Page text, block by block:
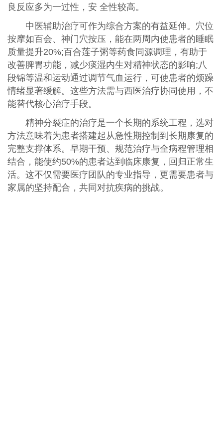
良反应多为一过性，安 全性较高。
中医辅助治疗可作为综合方案的有益延伸。穴位
按摩如百会、神门穴按压，能在两周内使患者的睡眠
质量提升20%;百合莲子粥等药食同源调理，有助于
改善脾胃功能，减少痰湿内生对精神状态的影响;八
段锦等温和运动通过调节气血运行，可使患者的烦躁
情绪显著缓解。这些方法需与西医治疗协同使用，不
能替代核心治疗手段。
精神分裂症的治疗是一个长期的系统工程，选对
方法意味着为患者搭建起从急性期控制到长期康复的
完整支撑体系。早期干预、规范治疗与全病程管理相
结合，能使约50%的患者达到临床康复，回归正常生
活。这不仅需要医疗团队的专业指导，更需要患者与
家属的坚持配合，共同对抗疾病的挑战。